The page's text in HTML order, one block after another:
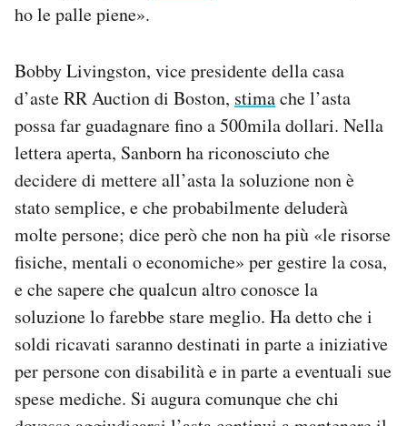
ho le palle piene».
Bobby Livingston, vice presidente della casa
d’aste RR Auction di Boston, stimache l’asta
possa far guadagnare fino a 500mila dollari. Nella
lettera aperta, Sanborn ha riconosciuto che
decidere di mettere all’asta la soluzione non è
stato semplice, e che probabilmente deluderà
molte persone; dice però che non ha più «le risorse
fisiche, mentali o economiche» per gestire la cosa,
e che sapere che qualcun altro conosce la
soluzione lo farebbe stare meglio. Ha detto che i
soldi ricavati saranno destinati in parte a iniziative
per persone con disabilità e in parte a eventuali sue
spese mediche. Si augura comunque che chi